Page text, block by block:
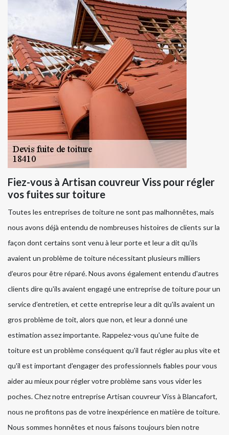
Fiez-vous à Artisan couvreur Viss pour régler
vos fuites sur toiture
Toutes les entreprises de toiture ne sont pas malhonnêtes, mais
nous avons déjà entendu de nombreuses histoires de clients sur la
façon dont certains sont venu à leur porte et leur a dit qu'ils
avaient un problème de toiture nécessitant plusieurs milliers
d’euros pour être réparé. Nous avons également entendu d'autres
clients dire qu'ils avaient engagé une entreprise de toiture pour un
service d’entretien, et cette entreprise leur a dit qu'ils avaient un
gros problème de toit, alors que non, et leur a donné une
estimation assez importante. Rappelez-vous qu'une fuite de
toiture est un problème conséquent qu'il faut régler au plus vite et
qu'il est important d'engager des professionnels fiables pour vous
aider au mieux pour régler votre problème sans vous vider les
poches. Chez notre entreprise Artisan couvreur Viss à Blancafort,
nous ne profitons pas de votre inexpérience en matière de toiture.
Nous sommes honnêtes et nous faisons toujours bien notre